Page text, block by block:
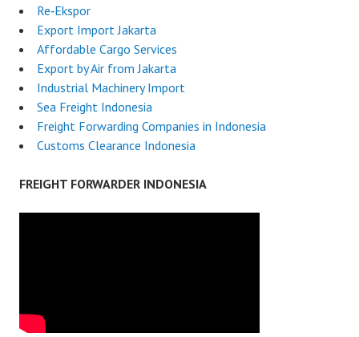
Re‑Ekspor
Export Import Jakarta
Affordable Cargo Services
Export by Air from Jakarta
Industrial Machinery Import
Sea Freight Indonesia
Freight Forwarding Companies in Indonesia
Customs Clearance Indonesia
FREIGHT FORWARDER INDONESIA